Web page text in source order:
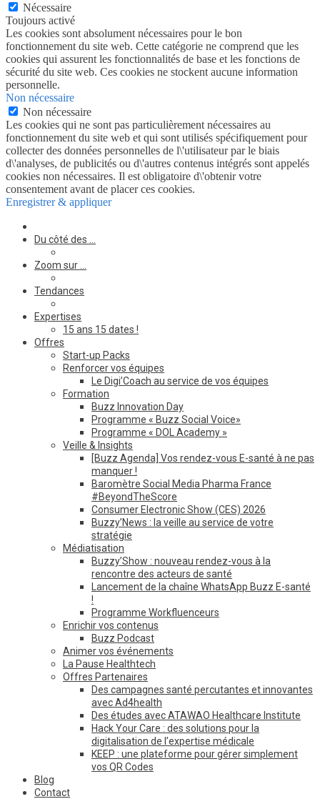
Nécessaire
Toujours activé
Les cookies sont absolument nécessaires pour le bon
fonctionnement du site web. Cette catégorie ne comprend que les
cookies qui assurent les fonctionnalités de base et les fonctions de
sécurité du site web. Ces cookies ne stockent aucune information
personnelle.
Non nécessaire
Non nécessaire
Les cookies qui ne sont pas particulièrement nécessaires au
fonctionnement du site web et qui sont utilisés spécifiquement pour
collecter des données personnelles de l\'utilisateur par le biais
d\'analyses, de publicités ou d\'autres contenus intégrés sont appelés
cookies non nécessaires. Il est obligatoire d\'obtenir votre
consentement avant de placer ces cookies.
Enregistrer & appliquer
Du côté des …
Zoom sur …
Tendances
Expertises
15 ans 15 dates !
Offres
Start-up Packs
Renforcer vos équipes
Le Digi’Coach au service de vos équipes
Formation
Buzz Innovation Day
Programme « Buzz Social Voice»
Programme « DOL Academy »
Veille & Insights
[Buzz Agenda] Vos rendez-vous E-santé à ne pas
manquer !
Baromètre Social Media Pharma France
#BeyondTheScore
Consumer Electronic Show (CES) 2026
Buzzy’News : la veille au service de votre
stratégie
Médiatisation
Buzzy’Show : nouveau rendez-vous à la
rencontre des acteurs de santé
Lancement de la chaîne WhatsApp Buzz E-santé
!
Programme Workfluenceurs
Enrichir vos contenus
Buzz Podcast
Animer vos événements
La Pause Healthtech
Offres Partenaires
Des campagnes santé percutantes et innovantes
avec Ad4health
Des études avec ATAWAO Healthcare Institute
Hack Your Care : des solutions pour la
digitalisation de l’expertise médicale
KEEP : une plateforme pour gérer simplement
vos QR Codes
Blog
Contact